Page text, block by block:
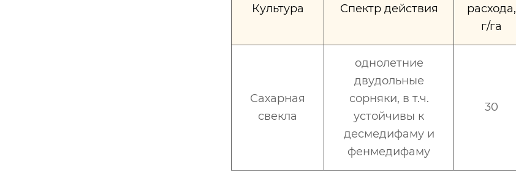
Культура Спектр действия
расхода,
г/га
Сахарная
свекла
однолетние
двудольные
сорняки, в т.ч.
устойчивы к
десмедифаму и
фенмедифаму
30